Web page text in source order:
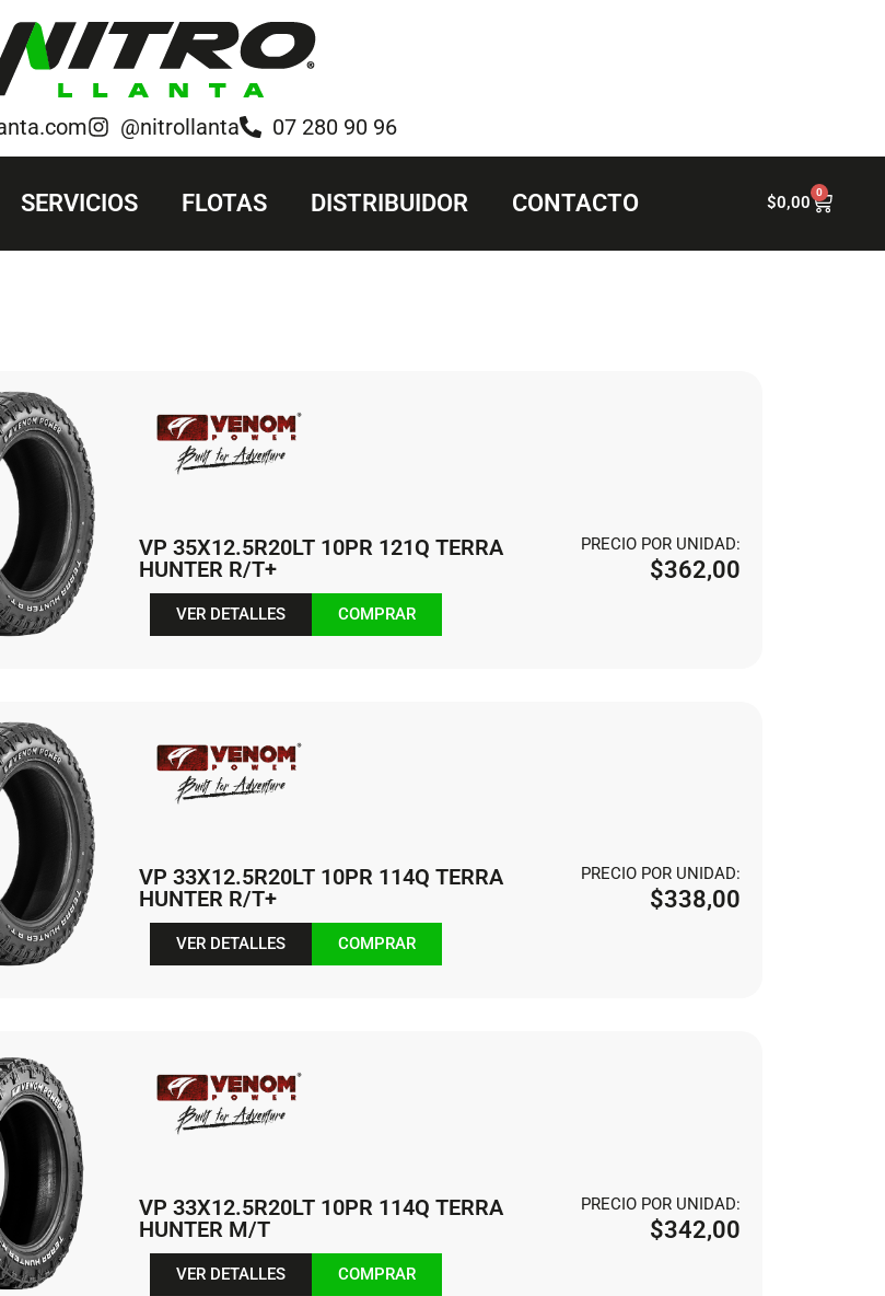
@nitrollanta 07 280 90 96
SERVICIOS FLOTAS DISTRIBUIDOR CONTACTO $0,00 0
VP 35X12.5R20LT 10PR 121Q TERRA
HUNTER R/T+
PRECIO POR UNIDAD:
$362,00
VER DETALLES COMPRAR
VP 33X12.5R20LT 10PR 114Q TERRA
HUNTER R/T+
PRECIO POR UNIDAD:
$338,00
VER DETALLES COMPRAR
VP 33X12.5R20LT 10PR 114Q TERRA
HUNTER M/T
PRECIO POR UNIDAD:
$342,00
VER DETALLES COMPRAR